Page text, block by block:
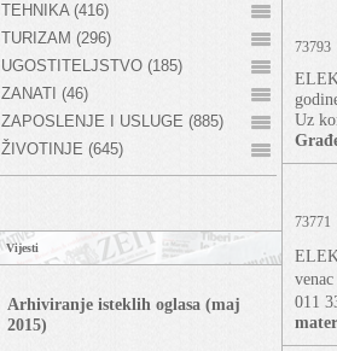
TEHNIKA (416)
TURIZAM (296)
UGOSTITELJSTVO (185)
ZANATI (46)
ZAPOSLENJE I USLUGE (885)
ŽIVOTINJE (645)
Vijesti
Arhiviranje isteklih oglasa (maj
2015)
73793
Uz
73771
011